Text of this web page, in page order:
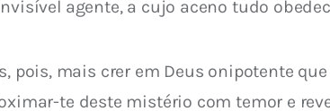
agente, a cujo aceno tudo
pois, mais crer em Deus onipotente
te deste mistério com temor e